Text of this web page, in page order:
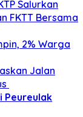
Salurkan
FKTT Bersama
2% Warga
Jalan
Peureulak